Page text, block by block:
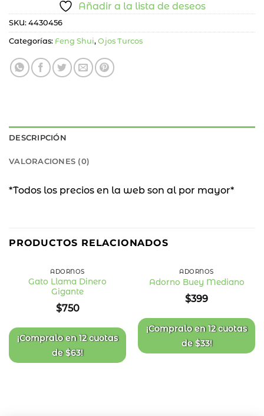
Añadir a la lista de deseos
SKU: 4430456
Categorías: Feng Shui, Ojos Turcos
DESCRIPCIÓN
VALORACIONES (0)
*Todos los precios en la web son al por mayor*
PRODUCTOS RELACIONADOS
ADORNOS
Gato Llama Dinero
Gigante
$750
¡Compralo en12 cuotas
de$63!
de
deseos
ADORNOS
Adorno Buey Mediano
$399
¡Compralo en12 cuotas
de$33!